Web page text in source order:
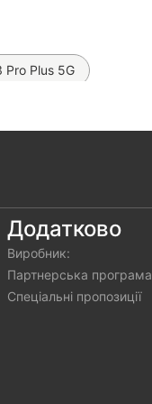
Pro Plus 5G
5G
5G
Додатково
Виробник:
Партнерська програма
Спеціальні пропозиції